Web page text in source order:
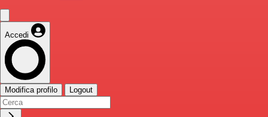
Accedi
Modifica profilo Logout